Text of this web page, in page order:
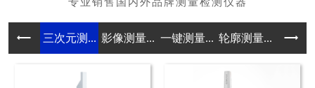
三次元测... 影像测量... 一键测量... 轮廓测量... 真圆